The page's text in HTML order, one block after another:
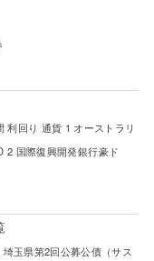
利回り 通貨 1 オーストラリ
2 国際復興開発銀行豪ド
玉県第2回公募公債（サス